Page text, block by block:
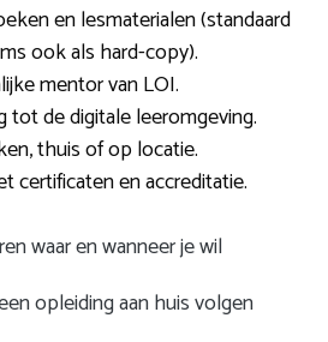
en lesmaterialen (standaard
ook als hard-copy).
mentor van LOI.
tot de digitale leeromgeving.
thuis of op locatie.
certificaten en accreditatie.
waar en wanneer je wil
opleiding aan huis volgen